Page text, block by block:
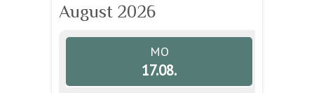
August 2026
MO
17.08.